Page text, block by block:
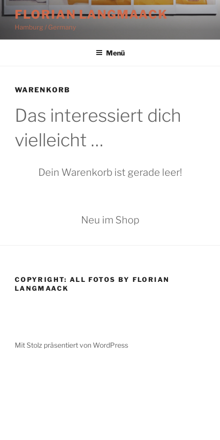
Inhalt
springen
FLORIAN LANGMAACK
Hamburg / Germany
Menü
WARENKORB
Das interessiert dich
vielleicht …
Dein Warenkorb ist gerade leer!
Neu im Shop
COPYRIGHT: ALL FOTOS BY FLORIAN
LANGMAACK
Mit Stolz präsentiert von WordPress